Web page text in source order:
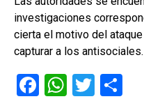
investigaciones
cierta el motivo del
capturar a los antisociales.
F
W T